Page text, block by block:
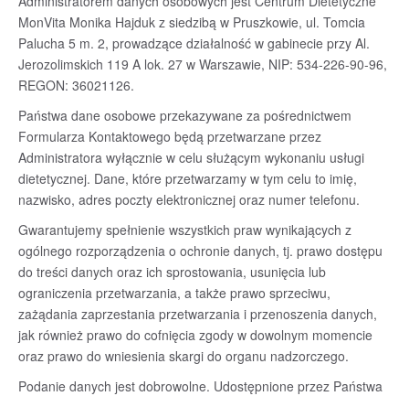
MonVita Monika Hajduk z siedzibą w Pruszkowie, ul. Tomcia
Palucha 5 m. 2, prowadzące działalność w gabinecie przy Al.
Jerozolimskich 119 A lok. 27 w Warszawie, NIP: 534-226-90-96,
REGON: 36021126.
Państwa dane osobowe przekazywane za pośrednictwem
Formularza Kontaktowego będą przetwarzane przez
Administratora wyłącznie w celu służącym wykonaniu usługi
dietetycznej. Dane, które przetwarzamy w tym celu to imię,
nazwisko, adres poczty elektronicznej oraz numer telefonu.
Gwarantujemy spełnienie wszystkich praw wynikających z
ogólnego rozporządzenia o ochronie danych, tj. prawo dostępu
do treści danych oraz ich sprostowania, usunięcia lub
ograniczenia przetwarzania, a także prawo sprzeciwu,
zażądania zaprzestania przetwarzania i przenoszenia danych,
jak również prawo do cofnięcia zgody w dowolnym momencie
oraz prawo do wniesienia skargi do organu nadzorczego.
Podanie danych jest dobrowolne. Udostępnione przez Państwa